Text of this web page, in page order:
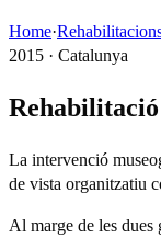
Home·
2015 · Catalunya
La intervenció
de vista organitzatiu
Al marge de les dues